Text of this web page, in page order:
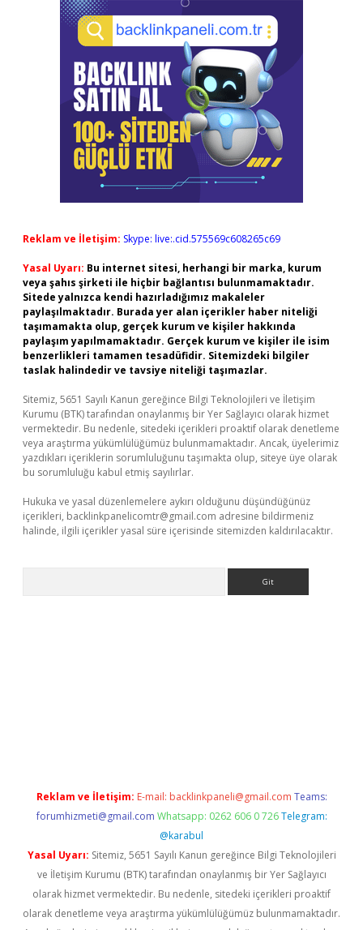
Reklam ve İletişim: Skype: live:.cid.575569c608265c69
Yasal Uyarı: Bu internet sitesi, herhangi bir marka, kurum
veya şahıs şirketi ile hiçbir bağlantısı bulunmamaktadır.
Sitede yalnızca kendi hazırladığımız makaleler
paylaşılmaktadır. Burada yer alan içerikler haber niteliği
taşımamakta olup, gerçek kurum ve kişiler hakkında
paylaşım yapılmamaktadır. Gerçek kurum ve kişiler ile isim
benzerlikleri tamamen tesadüfidir. Sitemizdeki bilgiler
taslak halindedir ve tavsiye niteliği taşımazlar.
Sitemiz, 5651 Sayılı Kanun gereğince Bilgi Teknolojileri ve İletişim
Kurumu (BTK) tarafından onaylanmış bir Yer Sağlayıcı olarak hizmet
vermektedir. Bu nedenle, sitedeki içerikleri proaktif olarak denetleme
veya araştırma yükümlülüğümüz bulunmamaktadır. Ancak, üyelerimiz
yazdıkları içeriklerin sorumluluğunu taşımakta olup, siteye üye olarak
bu sorumluluğu kabul etmiş sayılırlar.
Hukuka ve yasal düzenlemelere aykırı olduğunu düşündüğünüz
içerikleri, backlinkpanelicomtr@gmail.com adresine bildirmeniz
halinde, ilgili içerikler yasal süre içerisinde sitemizden kaldırılacaktır.
Reklam ve İletişim: E-mail: backlinkpaneli@gmail.com Teams:
forumhizmeti@gmail.com Whatsapp: 0262 606 0 726 Telegram:
@karabul
Yasal Uyarı: Sitemiz, 5651 Sayılı Kanun gereğince Bilgi Teknolojileri
ve İletişim Kurumu (BTK) tarafından onaylanmış bir Yer Sağlayıcı
olarak hizmet vermektedir. Bu nedenle, sitedeki içerikleri proaktif
olarak denetleme veya araştırma yükümlülüğümüz bulunmamaktadır.